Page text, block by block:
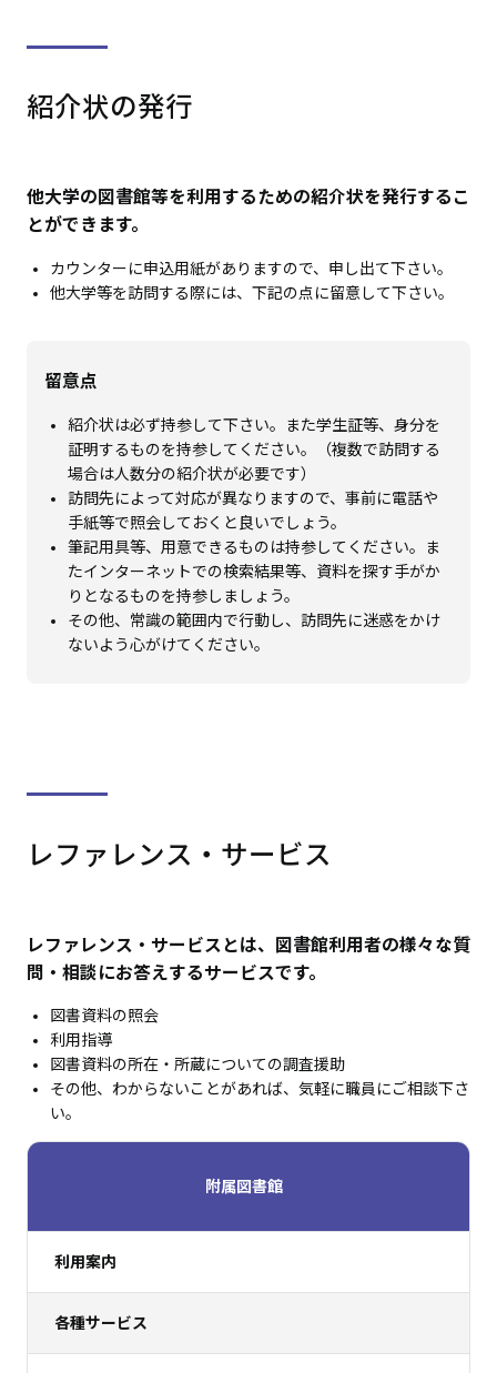
紹介状の発行
他大学の図書館等を利用するための紹介状を発行するこ
とができます。
カウンターに申込用紙がありますので、申し出て下さい。
他大学等を訪問する際には、下記の点に留意して下さい。
留意点
紹介状は必ず持参して下さい。また学生証等、身分を
証明するものを持参してください。（複数で訪問する
場合は人数分の紹介状が必要です）
訪問先によって対応が異なりますので、事前に電話や
手紙等で照会しておくと良いでしょう。
筆記用具等、用意できるものは持参してください。ま
たインターネットでの検索結果等、資料を探す手がか
りとなるものを持参しましょう。
その他、常識の範囲内で行動し、訪問先に迷惑をかけ
ないよう心がけてください。
レファレンス・サービス
レファレンス・サービスとは、図書館利用者の様々な質
問・相談にお答えするサービスです。
図書資料の照会
利用指導
図書資料の所在・所蔵についての調査援助
その他、わからないことがあれば、気軽に職員にご相談下さ
い。
附属図書館
利用案内
各種サービス